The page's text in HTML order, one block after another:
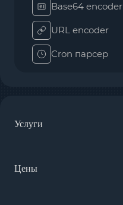
Base64 encoder
URL encoder
Cron парсер
Услуги
Цены